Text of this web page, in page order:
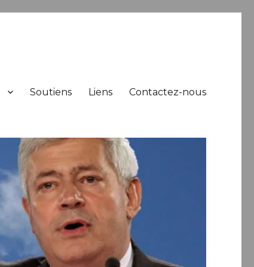
Soutiens Liens Contactez-nous